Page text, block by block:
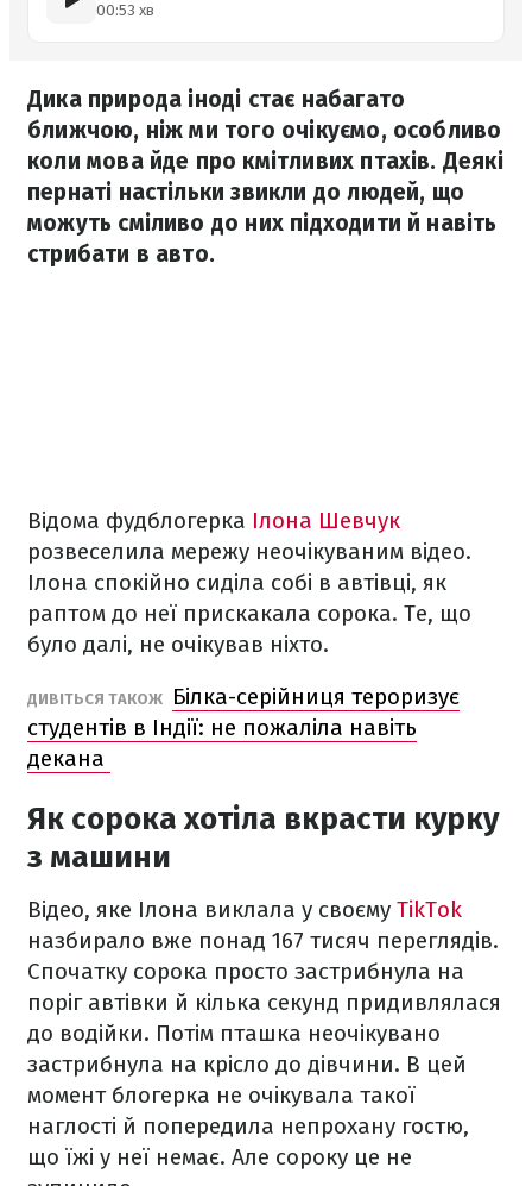
00:53 хв
Дика природа іноді стає набагато
ближчою, ніж ми того очікуємо, особливо
коли мова йде про кмітливих птахів. Деякі
пернаті настільки звикли до людей, що
можуть сміливо до них підходити й навіть
стрибати в авто.
Відома фудблогерка Ілона Шевчук
розвеселила мережу неочікуваним відео.
Ілона спокійно сиділа собі в автівці, як
раптом до неї прискакала сорока. Те, що
було далі, не очікував ніхто.
ДИВІТЬСЯ ТАКОЖ
Білка-серійниця тероризує
студентів в Індії: не пожаліла навіть
декана
Як сорока хотіла вкрасти курку
з машини
Відео, яке Ілона виклала у своєму TikTok
назбирало вже понад 167 тисяч переглядів.
Спочатку сорока просто застрибнула на
поріг автівки й кілька секунд придивлялася
до водійки. Потім пташка неочікувано
застрибнула на крісло до дівчини. В цей
момент блогерка не очікувала такої
наглості й попередила непрохану гостю,
що їжі у неї немає. Але сороку це не